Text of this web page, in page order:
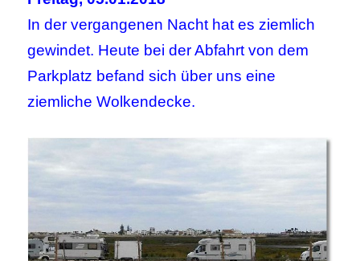
In der vergangenen Nacht hat es ziemlich
gewindet. Heute bei der Abfahrt von dem
Parkplatz befand sich über uns eine
ziemliche Wolkendecke.